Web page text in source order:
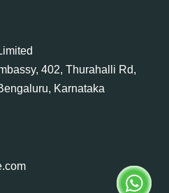
402, Thurahalli Rd,
Karnataka